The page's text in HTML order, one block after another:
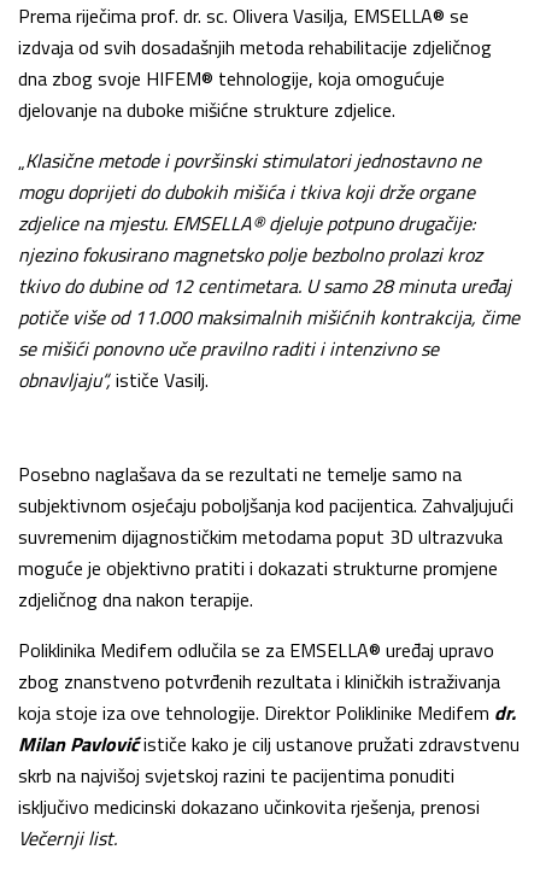
Prema riječima prof. dr. sc. Olivera Vasilja, EMSELLA® se
izdvaja od svih dosadašnjih metoda rehabilitacije zdjeličnog
dna zbog svoje HIFEM® tehnologije, koja omogućuje
djelovanje na duboke mišićne strukture zdjelice.
„Klasične metode i površinski stimulatori jednostavno ne
mogu doprijeti do dubokih mišića i tkiva koji drže organe
zdjelice na mjestu. EMSELLA® djeluje potpuno drugačije:
njezino fokusirano magnetsko polje bezbolno prolazi kroz
tkivo do dubine od 12 centimetara. U samo 28 minuta uređaj
potiče više od 11.000 maksimalnih mišićnih kontrakcija, čime
se mišići ponovno uče pravilno raditi i intenzivno se
obnavljaju“,ističe Vasilj.
Posebno naglašava da se rezultati ne temelje samo na
subjektivnom osjećaju poboljšanja kod pacijentica. Zahvaljujući
suvremenim dijagnostičkim metodama poput 3D ultrazvuka
moguće je objektivno pratiti i dokazati strukturne promjene
zdjeličnog dna nakon terapije.
Poliklinika Medifem odlučila se za EMSELLA® uređaj upravo
zbog znanstveno potvrđenih rezultata i kliničkih istraživanja
koja stoje iza ove tehnologije. Direktor Poliklinike Medifem dr.
MilanPavlovićističe kako je cilj ustanove pružati zdravstvenu
skrb na najvišoj svjetskoj razini te pacijentima ponuditi
isključivo medicinski dokazano učinkovita rješenja, prenosi
Večernji list.